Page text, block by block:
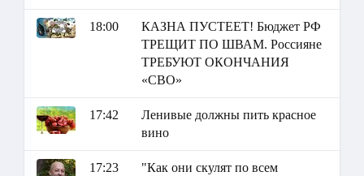
18:00
КАЗНА ПУСТЕЕТ! Бюджет РФ
ТРЕЩИТ ПО ШВАМ. Россияне
ТРЕБУЮТ ОКОНЧАНИЯ
«СВО»
17:42
Ленивые должны пить красное
вино
17:23
"Как они скулят по всем